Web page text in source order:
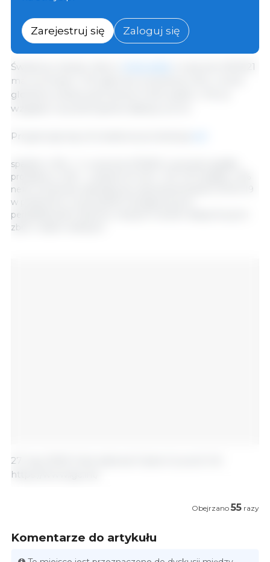
rośnie, pod koniec 2019/20 r. przewiduje się dalszy
spadek zapasów zbóż, głównie przez kukurydzę.
Światowy obszar zbioru
w sezonie 2020/21
ma wzrosnąć o 1%, głównie za sprawą USA, z kolei
globalny obszar jęczmienia może spaść o 1% ze
względu na potencjalnie słabszy zwrot.
Prognozuje się, że światowa produkcja
spadnie o 5% r / r w sezonie 2019/20 z powodu spadku
produkcji w USA - o prawie 24 mln t. IGC GOI spadło o 3%
netto, ponieważ obawiają się rozprzestrzeniania COVID-19
w połączeniu z przeważnie niezagrożonymi
perspektywami zbiorów, niższymi cenami eksportowymi
zbóż i nasion oleistych.
27 luty, 2020/ International Grains Council/ UK.
https://www.igc.int/
Zarejestruj się Zaloguj się
Obejrzano 55 razy
Komentarze do artykułu